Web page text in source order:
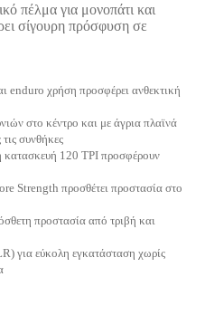
πέλμα για μονοπάτι και
σίγουρη πρόσφυση σε
enduro χρήση προσφέρει ανθεκτική
στο κέντρο και με άγρια πλαϊνά
συνθήκες
120 TPI προσφέρουν
Strength προσθέτει προστασία στο
προστασία από τριβή και
για εύκολη εγκατάσταση χωρίς